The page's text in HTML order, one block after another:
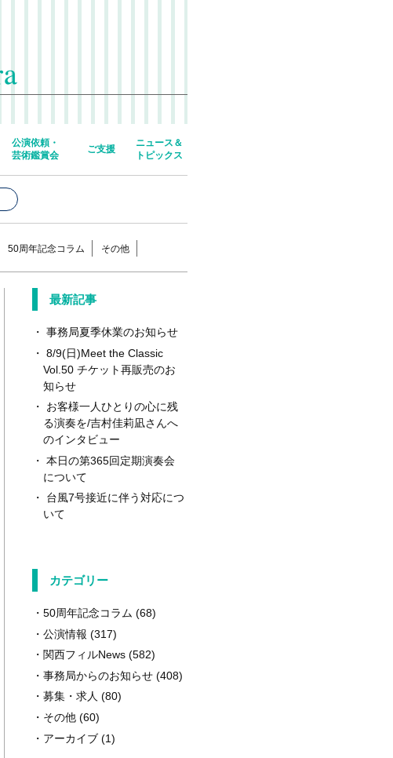
公演依頼・
芸術鑑賞会
ご支援
ニュース＆
トピックス
50周年記念コラム その他
最新記事
事務局夏季休業のお知らせ
8/9(日)Meet the Classic
Vol.50 チケット再販売のお
知らせ
お客様一人ひとりの心に残
る演奏を/吉村佳莉凪さんへ
のインタビュー
本日の第365回定期演奏会
について
台風7号接近に伴う対応につ
いて
カテゴリー
50周年記念コラム (68)
公演情報 (317)
関西フィルNews (582)
事務局からのお知らせ (408)
募集・求人 (80)
その他 (60)
アーカイブ (1)